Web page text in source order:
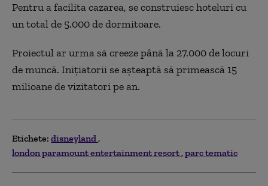
Pentru a facilita cazarea, se construiesc hoteluri cu
un total de 5.000 de dormitoare.
Proiectul ar urma să creeze până la 27.000 de locuri
de muncă. Inițiatorii se așteaptă să primească 15
milioane de vizitatori pe an.
Etichete: disneyland
london paramount entertainment resort parc tematic